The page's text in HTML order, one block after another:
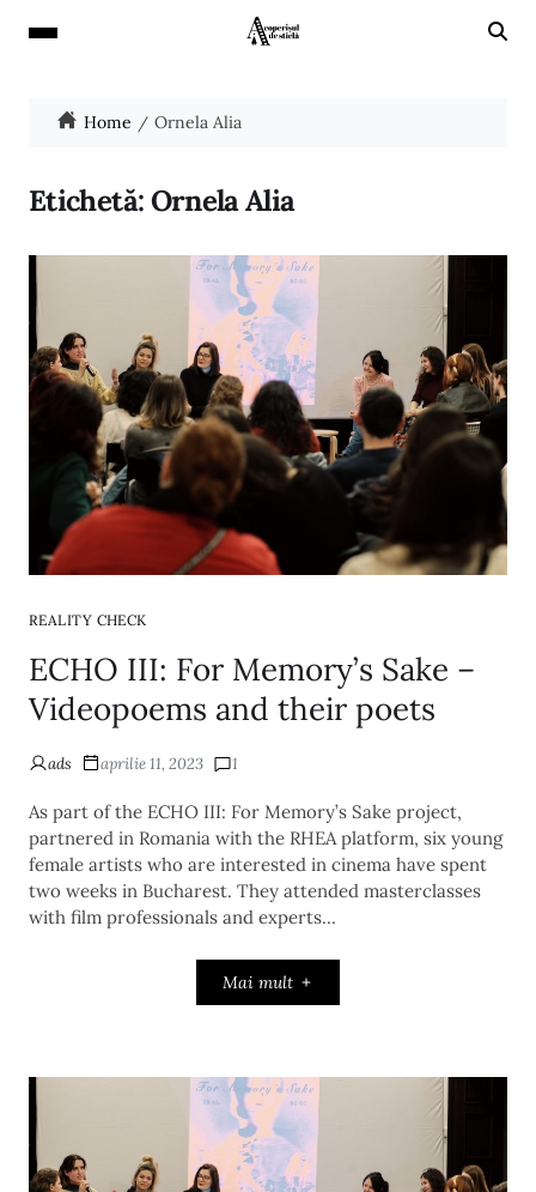
Home Ornela Alia
Etichetă:Ornela Alia
REALITY CHECK
ECHO III: For Memory’s Sake –
Videopoems and their poets
ads aprilie 11, 2023 1
As part of the ECHO III: For Memory’s Sake project,
partnered in Romania with the RHEA platform, six young
female artists who are interested in cinema have spent
two weeks in Bucharest. They attended masterclasses
with film professionals and experts…
Mai mult